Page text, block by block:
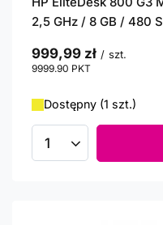
2,5 GHz / 8 GB / 480
999,99 zł / szt.
9999.90 PKT
Dostępny (1 szt.)
Ilość produktów